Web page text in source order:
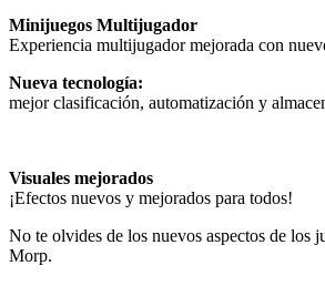
Minijuegos Multijugador
Experiencia multijugador mejorada con
Nueva tecnología:
mejor clasificación, automatización y
Visuales mejorados
¡Efectos nuevos y mejorados para todos!
No te olvides de los nuevos aspectos de los
Morp.